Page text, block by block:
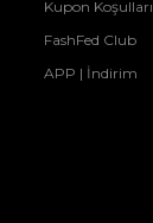
Kupon Koşulları
FashFed Club
APP | İndirim